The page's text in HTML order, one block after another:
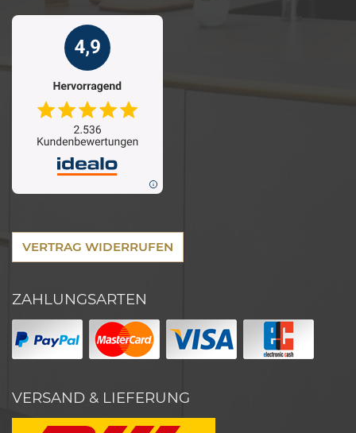
VERTRAG WIDERRUFEN
ZAHLUNGSARTEN
VERSAND & LIEFERUNG